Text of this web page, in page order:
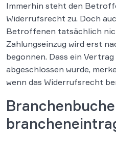
Immerhin steht den
Widerrufsrecht zu. Doch
Betroffenen tatsächlich
Zahlungseinzug wird erst
begonnen. Dass ein
abgeschlossen wurde,
wenn das Widerrufsrecht